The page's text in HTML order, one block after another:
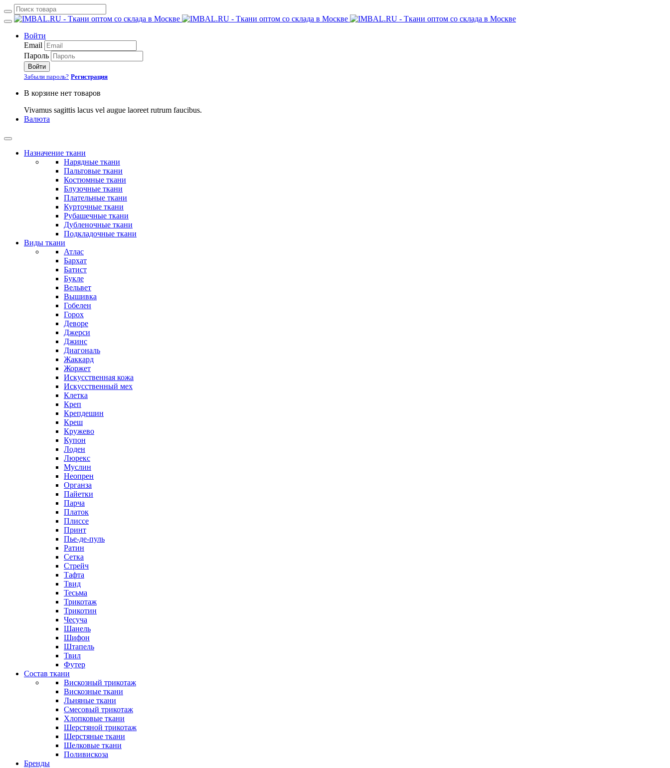
Войти
Email
Пароль
Войти
Забыли пароль? Регистрация
В корзине нет товаров
Vivamus sagittis lacus vel augue laoreet rutrum faucibus.
Валюта
Назначение ткани
Нарядные ткани
Пальтовые ткани
Костюмные ткани
Блузочные ткани
Плательные ткани
Курточные ткани
Рубашечные ткани
Дубленочные ткани
Подкладочные ткани
Виды ткани
Атлас
Бархат
Батист
Букле
Вельвет
Вышивка
Гобелен
Горох
Деворе
Джерси
Джинс
Диагональ
Жаккард
Жоржет
Искусственная кожа
Искусственный мех
Клетка
Креп
Крепдешин
Креш
Кружево
Купон
Лоден
Люрекс
Муслин
Неопрен
Органза
Пайетки
Парча
Платок
Плиссе
Принт
Пье-де-пуль
Ратин
Сетка
Стрейч
Тафта
Твид
Тесьма
Трикотаж
Трикотин
Чесуча
Шанель
Шифон
Штапель
Твил
Футер
Состав ткани
Вискозный трикотаж
Вискозные ткани
Льняные ткани
Смесовый трикотаж
Хлопковые ткани
Шерстяной трикотаж
Шерстяные ткани
Шелковые ткани
Поливискоза
Бренды